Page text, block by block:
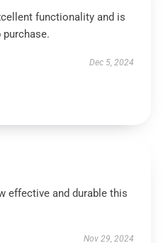
functionality and is
purchase.
Dec 5, 2024
effective and durable this
Nov 29, 2024